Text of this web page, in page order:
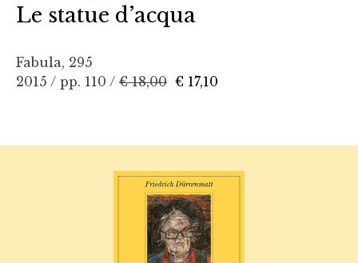
Le statue d’acqua
Fabula, 295
2015 / pp. 110 / € 18,00 € 17,10